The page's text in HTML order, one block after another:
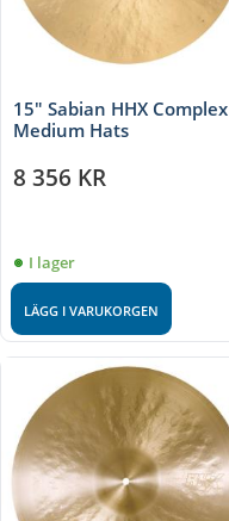
15" Sabian HHX Complex
Medium Hats
8 356 KR
I lager
LÄGG I VARUKORGEN